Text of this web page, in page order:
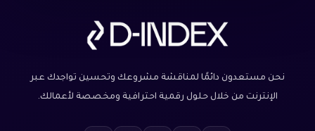
نحن مستعدون دائمًا لمناقشة مشروعك وتحسين تواجدك عبر
الإنترنت من خلال حلول رقمية احترافية ومخصصة لأعمالك.